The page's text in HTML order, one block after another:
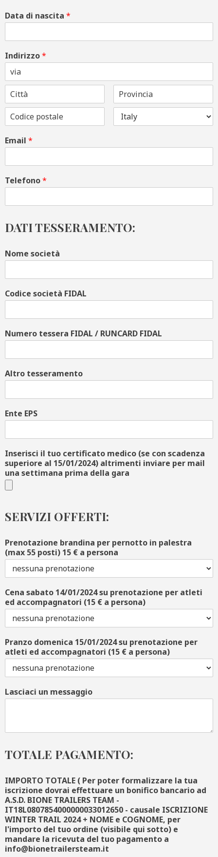
Data di nascita *
Indirizzo*
Email *
Telefono*
DATI TESSERAMENTO:
Nome società
Codice società FIDAL
Numero tessera FIDAL / RUNCARD FIDAL
Altro tesseramento
Ente EPS
Inserisci il tuo certificato medico (se con scadenza
superiore al 15/01/2024) altrimenti inviare per mail
una settimana prima della gara
SERVIZI OFFERTI:
Prenotazione brandina per pernotto in palestra
(max 55 posti) 15 € a persona
Cena sabato 14/01/2024 su prenotazione per atleti
ed accompagnatori (15 € a persona)
Pranzo domenica 15/01/2024 su prenotazione per
atleti ed accompagnatori (15 € a persona)
Lasciaci un messaggio
TOTALE PAGAMENTO:
IMPORTO TOTALE ( Per poter formalizzare la tua
iscrizione dovrai effettuare un bonifico bancario ad
A.S.D. BIONE TRAILERS TEAM -
IT18L0807854000000033012650 - causale ISCRIZIONE
WINTER TRAIL 2024 + NOME e COGNOME, per
l'importo del tuo ordine (visibile qui sotto) e
mandare la ricevuta del tuo pagamento a
info@bionetrailersteam.it